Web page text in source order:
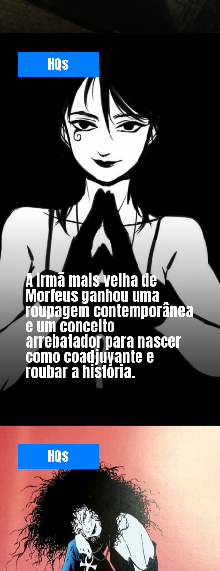
A irmã mais velha de
Morfeus ganhou uma
roupagem contemporânea
e um conceito
arrebatador para nascer
como coadjuvante e
roubar a história.
HQs
HQs